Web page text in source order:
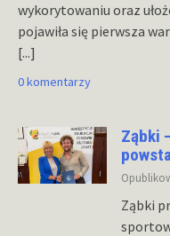
wykorytowaniu oraz
pojawiła się pierwsza
[...]
0 komentarzy
Ząbki
Ząbki